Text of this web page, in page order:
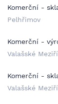
Komerční -
Pelhřimov
Komerční -
Valašské
Komerční -
Valašské